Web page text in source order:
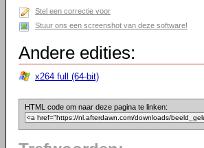
Stel een correctie voor
Stuur ons een screenshot van deze software!
Andere edities:
x264 full (64-bit)
HTML code om naar deze pagina te linken: